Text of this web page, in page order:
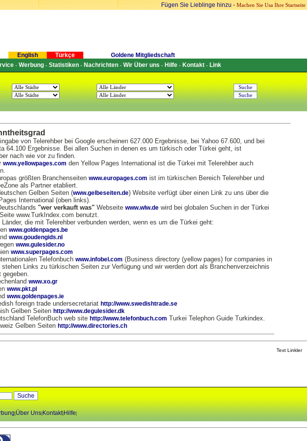
Fügen Sie Lieblinge hinzu - Machen Sie Usa Ihre Startseite
English Türkçe Goldene Mitgliedschaft
- Werbung- Statistiken- Nachrichten- Wir Über uns - Hilfe- Kontakt- Link
von Telerehber bei Google erscheinen 627.000 Ergebnisse, bei Yahoo 67.600, und bei
64.100 Ergebnisse. Bei allen Suchen in denen es um türkisch oder Türkei geht, ist
nach wie vor zu finden.
www.yellowpages.com den Yellow Pages International ist die Türkei mit Telerehber auch
größten Branchenseiten www.europages.com ist im türkischen Bereich Telerehber und
als Partner etabliert.
Gelben Seiten (www.gelbeseiten.de) Website verfügt über einen Link zu uns über die
International (oben links).
"wer verkauft was"Webseite www.wlw.dewird bei globalen Suchen in der Türkei
www.TurkIndex.com benutzt.
Länder, die mit Telerehber verbunden werden, wenn es um die Türkei geht:
www.goldenpages.be
www.goudengids.nl
www.gulesider.no
www.superpages.com
Telefonbuch www.infobel.com (Business directory (yellow pages) for companies in
stehen Links zu türkischen Seiten zur Verfügung und wir werden dort als Branchenverzeichnis
gegeben.
www.xo.gr
www.pkt.pl
www.goldenpages.ie
foreign trade undersecretariat http://www.swedishtrade.se
Gelben Seiten http://www.degulesider.dk
TelefonBuch web site http://www.telefonbuch.com Turkei Telephon Guide Turkindex.
Gelben Seiten http://www.directories.ch
Text Linkler
|Über Uns|Kontakt|Hilfe|